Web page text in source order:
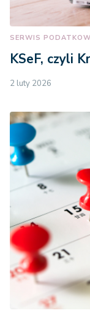
SERWIS
KSeF, czyli
2 luty 2026